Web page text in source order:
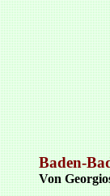
Baden-
Von